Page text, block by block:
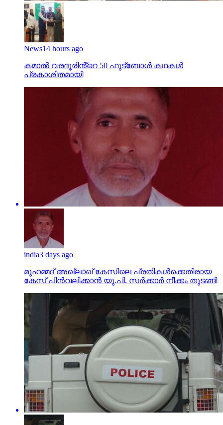
News14 hours ago
കമാൽ വരദൂരിൻ്റെ 50 ഫുട്ബോൾ കഥകൾ
പ്രകാശിതമായി
india3 days ago
മുഹമ്മദ് അഖ്‌ലാഖ് കേസിലെ പ്രതികള്‍ക്കെതിരായ
കേസ് പിന്‍വലിക്കാന്‍ യു.പി. സര്‍ക്കാര്‍ നീക്കം തുടങ്ങി